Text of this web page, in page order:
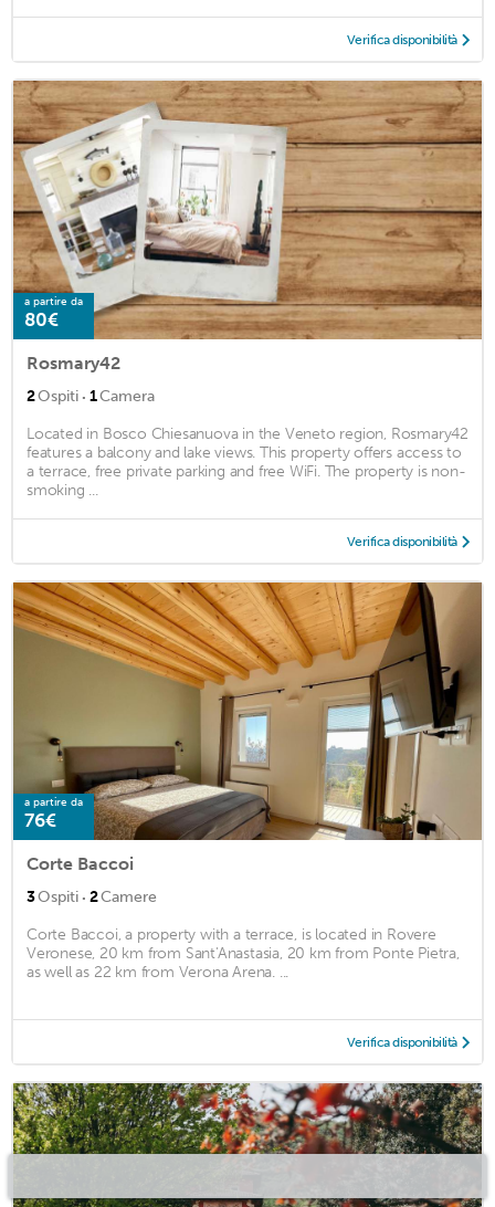
Verifica disponibilità
a partire da
80€
Rosmary42
2Ospiti · 1Camera
Located in Bosco Chiesanuova in the Veneto region, Rosmary42
features a balcony and lake views. This property offers access to
a terrace, free private parking and free WiFi. The property is non-
smoking ...
Verifica disponibilità
a partire da
76€
Corte Baccoi
3Ospiti · 2Camere
Corte Baccoi, a property with a terrace, is located in Rovere
Veronese, 20 km from Sant'Anastasia, 20 km from Ponte Pietra,
as well as 22 km from Verona Arena. ...
Verifica disponibilità